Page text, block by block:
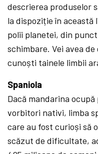
descrierea produselor
la dispoziție în
polii planetei, din
schimbare. Vei avea
cunoști tainele limbii
Spaniola
Dacă mandarina
vorbitori nativi, limba
care au fost curioși să
scăzut de dificultate,